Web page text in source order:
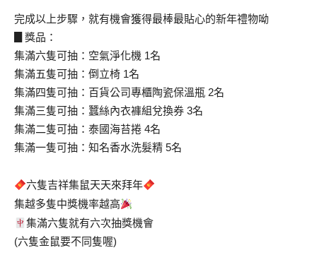
完成以上步驟，就有機會獲得最棒最貼心的新年禮物呦
▊獎品：
集滿六隻可抽：空氣淨化機 1名
集滿五隻可抽：倒立椅 1名
集滿四隻可抽：百貨公司專櫃陶瓷保溫瓶 2名
集滿三隻可抽：蠶絲內衣褲組兌換券 3名
集滿二隻可抽：泰國海苔捲 4名
集滿一隻可抽：知名香水洗髮精 5名
六隻吉祥集鼠天天來拜年
集越多隻中獎機率越高
集滿六隻就有六次抽獎機會
(六隻金鼠要不同隻喔)